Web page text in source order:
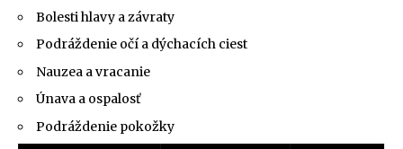
Bolesti hlavy a závraty
Podráždenie očí a dýchacích ciest
Nauzea a vracanie
Únava a ospalosť
Podráždenie pokožky